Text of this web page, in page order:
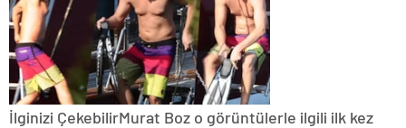
İlginizi ÇekebilirMurat Boz o görüntülerle ilgili ilk kez